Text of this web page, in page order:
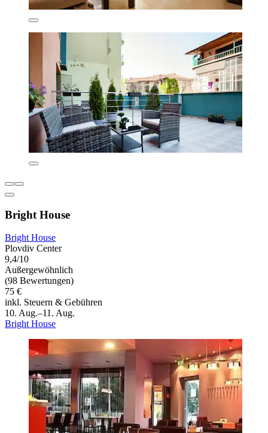
Bright House
Bright House
Plovdiv Center
9,4/10
Außergewöhnlich
(98 Bewertungen)
75 €
inkl. Steuern & Gebühren
10. Aug.–11. Aug.
Bright House